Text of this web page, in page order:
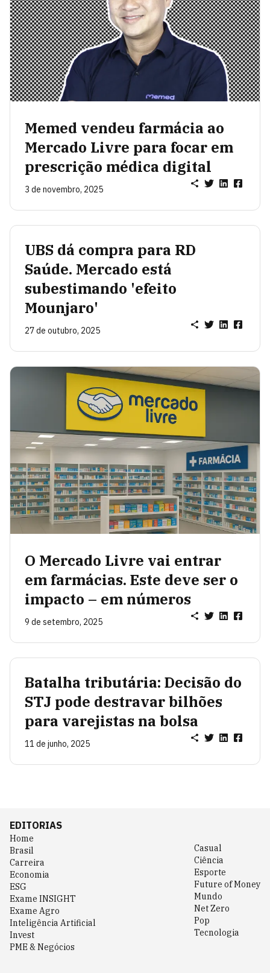
Memed vendeu farmácia ao
Mercado Livre para focar em
prescrição médica digital
3 de novembro, 2025
UBS dá compra para RD
Saúde. Mercado está
subestimando 'efeito
Mounjaro'
27 de outubro, 2025
O Mercado Livre vai entrar
em farmácias. Este deve ser o
impacto – em números
9 de setembro, 2025
Batalha tributária: Decisão do
STJ pode destravar bilhões
para varejistas na bolsa
11 de junho, 2025
EDITORIAS
Home
Brasil
Carreira
Economia
ESG
Exame INSIGHT
Exame Agro
Inteligência Artificial
Invest
PME & Negócios
Casual
Ciência
Esporte
Future of Money
Mundo
Net Zero
Pop
Tecnologia